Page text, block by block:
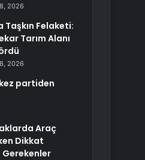
2026
Taşkın Felaketi:
Tarım Alanı
2026
partiden
Araç
Dikkat
Gerekenler